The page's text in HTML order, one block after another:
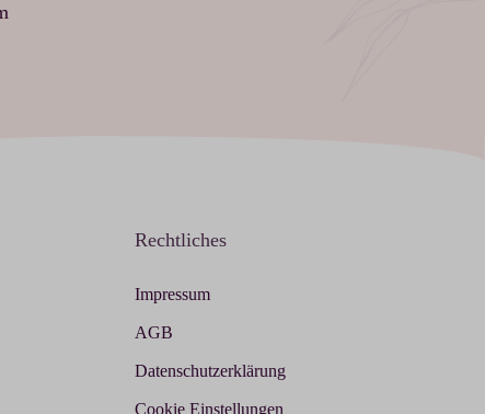
Rechtliches
Impressum
AGB
Datenschutzerklärung
Cookie Einstellungen